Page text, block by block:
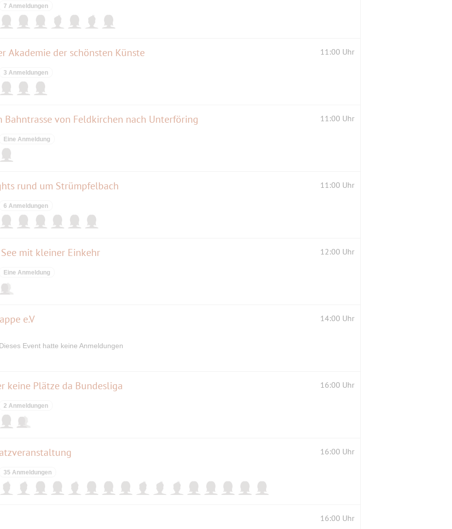
7 Anmeldungen
Akademie der schönsten Künste 11:00 Uhr
3 Anmeldungen
von Feldkirchen nach Unterföring 11:00 Uhr
Eine Anmeldung
rund um Strümpfelbach 11:00 Uhr
6 Anmeldungen
mit kleiner Einkehr 12:00 Uhr
Eine Anmeldung
e.V 14:00 Uhr
Dieses Event hatte keine Anmeldungen
keine Plätze da Bundesliga 16:00 Uhr
2 Anmeldungen
16:00 Uhr
35 Anmeldungen
16:00 Uhr